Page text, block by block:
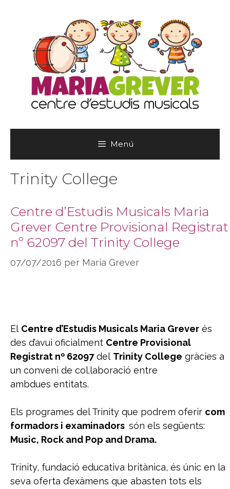
Menú
Trinity College
Centre d’Estudis Musicals Maria
Grever Centre Provisional Registrat
nº 62097 del Trinity College
07/07/2016 per Maria Grever
El Centre d’Estudis Musicals Maria Grever és
des d’avui oficialment Centre Provisional
Registrat nº 62097del Trinity College gràcies a
un conveni de col.laboració entre
ambdues entitats.
Els programes del Trinity que podrem oferir com
formadors i examinadors són els següents:
Music, Rock and Pop and Drama.
Trinity, fundació educativa britànica, és únic en la
seva oferta d’exàmens que abasten tots els